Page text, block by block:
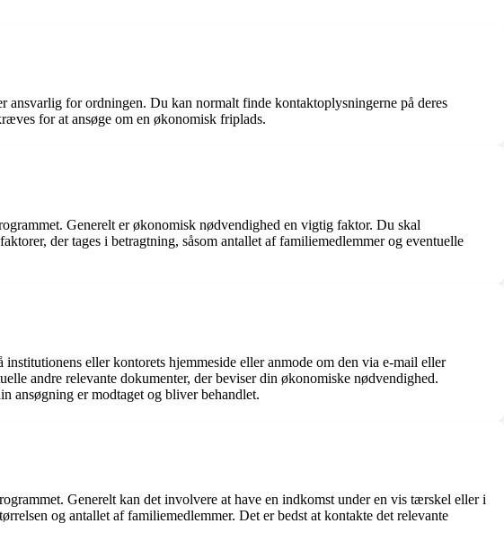
for ordningen. Du kan normalt finde kontaktoplysningerne på deres
for at ansøge om en økonomisk friplads.
Generelt er økonomisk nødvendighed en vigtig faktor. Du skal
der tages i betragtning, såsom antallet af familiemedlemmer og eventuelle
eller kontorets hjemmeside eller anmode om den via e-mail eller
andre relevante dokumenter, der beviser din økonomiske nødvendighed.
ansøgning er modtaget og bliver behandlet.
Generelt kan det involvere at have en indkomst under en vis tærskel eller i
og antallet af familiemedlemmer. Det er bedst at kontakte det relevante